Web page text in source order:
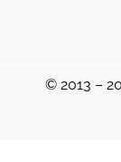
© 2013 –